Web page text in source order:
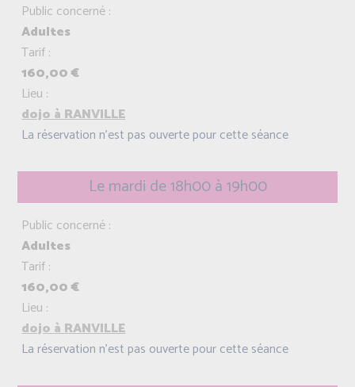
Public concerné :
Adultes
Tarif :
160,00 €
Lieu :
dojo à RANVILLE
La réservation n'est pas ouverte pour cette séance
Le mardi de 18h00 à 19h00
Public concerné :
Adultes
Tarif :
160,00 €
Lieu :
dojo à RANVILLE
La réservation n'est pas ouverte pour cette séance